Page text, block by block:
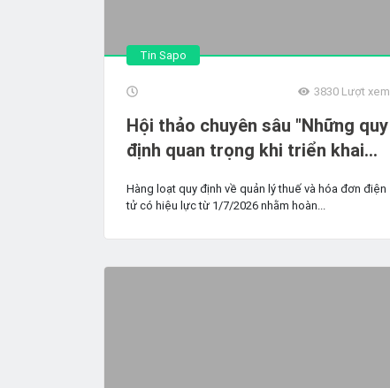
Tin Sapo
3830Lượt xem
Hội thảo chuyên sâu "Những quy
định quan trọng khi triển khai
hóa đơn trong TMĐT và bán
Hàng loạt quy định về quản lý thuế và hóa đơn điện
tử có hiệu lực từ 1/7/2026 nhằm hoàn...